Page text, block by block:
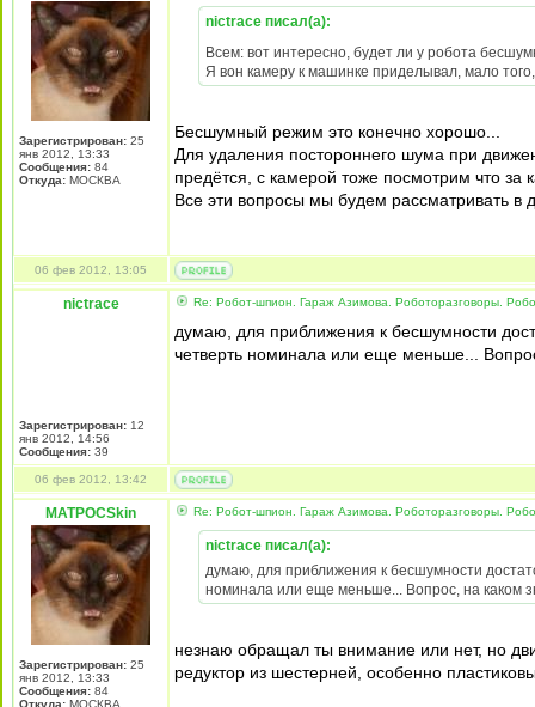
Зарегистрирован: 25
янв 2012, 13:33
Сообщения: 84
Откуда: МОСКВА
nictrace писал(а):
Всем: вот интересно, будет ли у робота
Я вон камеру к машинке приделывал, мало
Бесшумный режим это конечно хорошо...
Для удаления постороннего шума при
предётся, с камерой тоже посмотрим что
Все эти вопросы мы будем рассматривать
06 фев 2012, 13:05
nictrace
Зарегистрирован: 12
янв 2012, 14:56
Сообщения: 39
Re: Робот-шпион. Гараж Азимова. Роботоразговоры.
думаю, для приближения к бесшумности
четверть номинала или еще меньше...
06 фев 2012, 13:42
MATPOCSkin
Зарегистрирован: 25
янв 2012, 13:33
Сообщения: 84
Откуда: МОСКВА
Re: Робот-шпион. Гараж Азимова. Роботоразговоры.
nictrace писал(а):
думаю, для приближения к бесшумности
номинала или еще меньше... Вопрос, на каком
незнаю обращал ты внимание или нет, но
редуктор из шестерней, особенно